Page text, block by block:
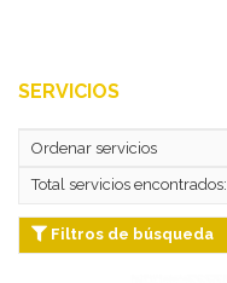
SERVICIOS
Total servicios encontrados:
Filtros de búsqueda